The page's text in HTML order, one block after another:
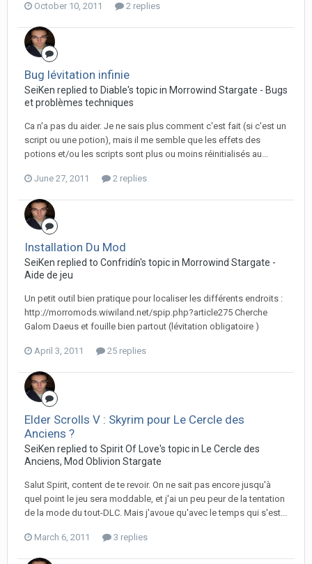
October 10, 2011 2 replies
Bug lévitation infinie
SeiKen replied to Diable's topic in Morrowind Stargate - Bugs
et problèmes techniques
Ca n'a pas du aider. Je ne sais plus comment c'est fait (si c'est un
script ou une potion), mais il me semble que les effets des
potions et/ou les scripts sont plus ou moins réinitialisés au...
June 27, 2011 2 replies
Installation Du Mod
SeiKen replied to Confridín's topic in Morrowind Stargate -
Aide de jeu
Un petit outil bien pratique pour localiser les différents endroits :
http://morromods.wiwiland.net/spip.php?article275 Cherche
Galom Daeus et fouille bien partout (lévitation obligatoire )
April 3, 2011 25 replies
Elder Scrolls V : Skyrim pour Le Cercle des
Anciens ?
SeiKen replied to Spirit Of Love's topic in
Le Cercle des
Anciens, Mod Oblivion Stargate
Salut Spirit, content de te revoir. On ne sait pas encore jusqu'à
quel point le jeu sera moddable, et j'ai un peu peur de la tentation
de la mode du tout-DLC. Mais j'avoue qu'avec le temps qui s'est...
March 6, 2011 3 replies